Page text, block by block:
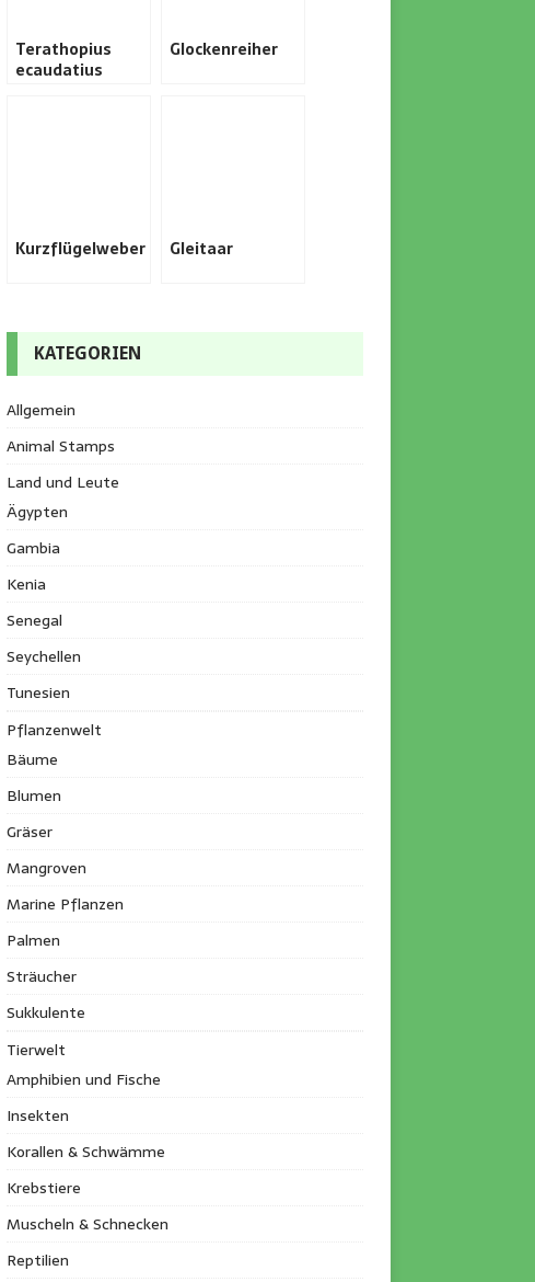
Terathopius
ecaudatius
Glockenreiher
Kurzflügelweber Gleitaar
KATEGORIEN
Allgemein
Animal Stamps
Land und Leute
Ägypten
Gambia
Kenia
Senegal
Seychellen
Tunesien
Pflanzenwelt
Bäume
Blumen
Gräser
Mangroven
Marine Pflanzen
Palmen
Sträucher
Sukkulente
Tierwelt
Amphibien und Fische
Insekten
Korallen & Schwämme
Krebstiere
Muscheln & Schnecken
Reptilien